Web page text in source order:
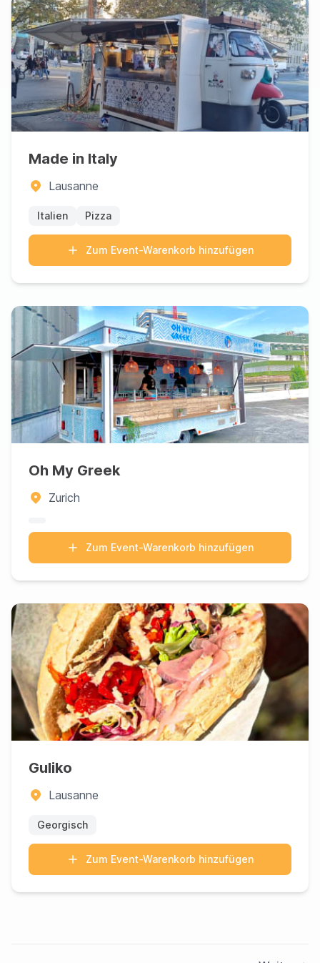
Made in Italy
Lausanne
Italien Pizza
Zum Event-Warenkorb hinzufügen
Oh My Greek
Zurich
Zum Event-Warenkorb hinzufügen
Guliko
Lausanne
Georgisch
Zum Event-Warenkorb hinzufügen